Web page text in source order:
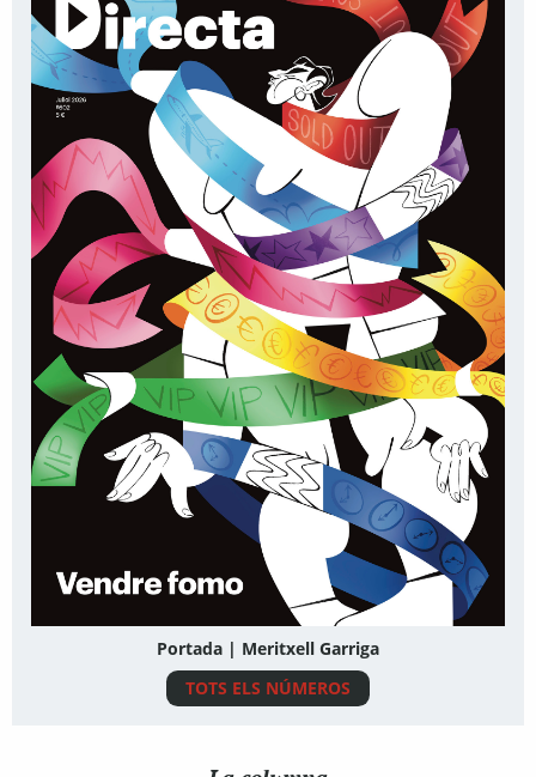
Portada | Meritxell Garriga
TOTS ELS NÚMEROS